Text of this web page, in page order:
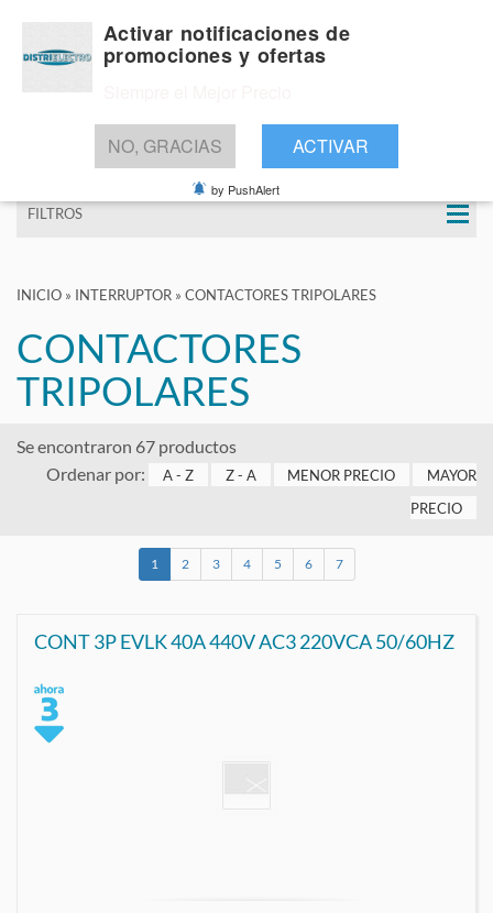
FILTROS
INICIO » INTERRUPTOR » CONTACTORES TRIPOLARES
CONTACTORES
TRIPOLARES
Se encontraron 67 productos
Ordenar por:
A - Z Z - A MENOR PRECIO
MAYOR
PRECIO
1 2 3 4 5 6 7
CONT 3P EVLK 40A 440V AC3 220VCA 50/60HZ
Activar notificaciones de
promociones y ofertas
NO, GRACIAS ACTIVAR
by PushAlert